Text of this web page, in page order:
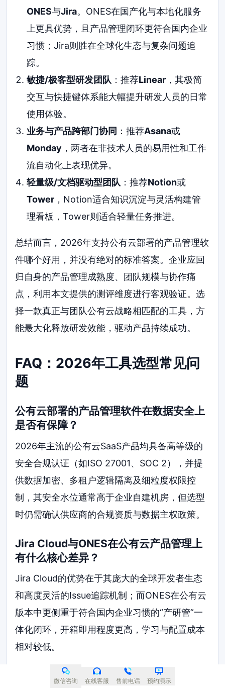
ONES与Jira。ONES在国产化与本地化服务
上更具优势，且产品管理闭环更符合国内企业
习惯；Jira则胜在全球化生态与复杂问题追
踪。
敏捷/极客型研发团队 ：推荐Linear，其极简
交互与快捷键体系能大幅提升研发人员的日常
使用体验。
业务与产品跨部门协同 ：推荐Asana或
Monday ，两者在非技术人员的易用性和工作
流自动化上表现优异。
轻量级/文档驱动型团队 ：推荐Notion或
Tower，Notion适合知识沉淀与灵活构建管
理看板，Tower则适合轻量任务推进。
总结而言，2026年支持公有云部署的产品管理软
件哪个好用，并没有绝对的标准答案。企业应回
归自身的产品管理成熟度、团队规模与协作痛
点，利用本文提供的测评维度进行客观验证。选
择一款真正与团队公有云战略相匹配的工具，方
能最大化释放研发效能，驱动产品持续成功。
FAQ：2026年工具选型常见问
题
公有云部署的产品管理软件在数据安全上
是否有保障？
2026年主流的公有云SaaS产品均具备高等级的
安全合规认证（如ISO 27001、SOC 2），并提
供数据加密、多租户逻辑隔离及细粒度权限控
制，其安全水位通常高于企业自建机房，但选型
时仍需确认供应商的合规资质与数据主权政策。
Jira Cloud与ONES在公有云产品管理上
有什么核心差异？
Jira Cloud的优势在于其庞大的全球开发者生态
和高度灵活的Issue追踪机制；而ONES在公有云
版本中更侧重于符合国内企业习惯的“产研管”一
体化闭环，开箱即用程度更高，学习与配置成本
相对较低。
初创团队应该选择哪款公有云产品管理软
微信咨询 在线客服 售前电话 预约演示